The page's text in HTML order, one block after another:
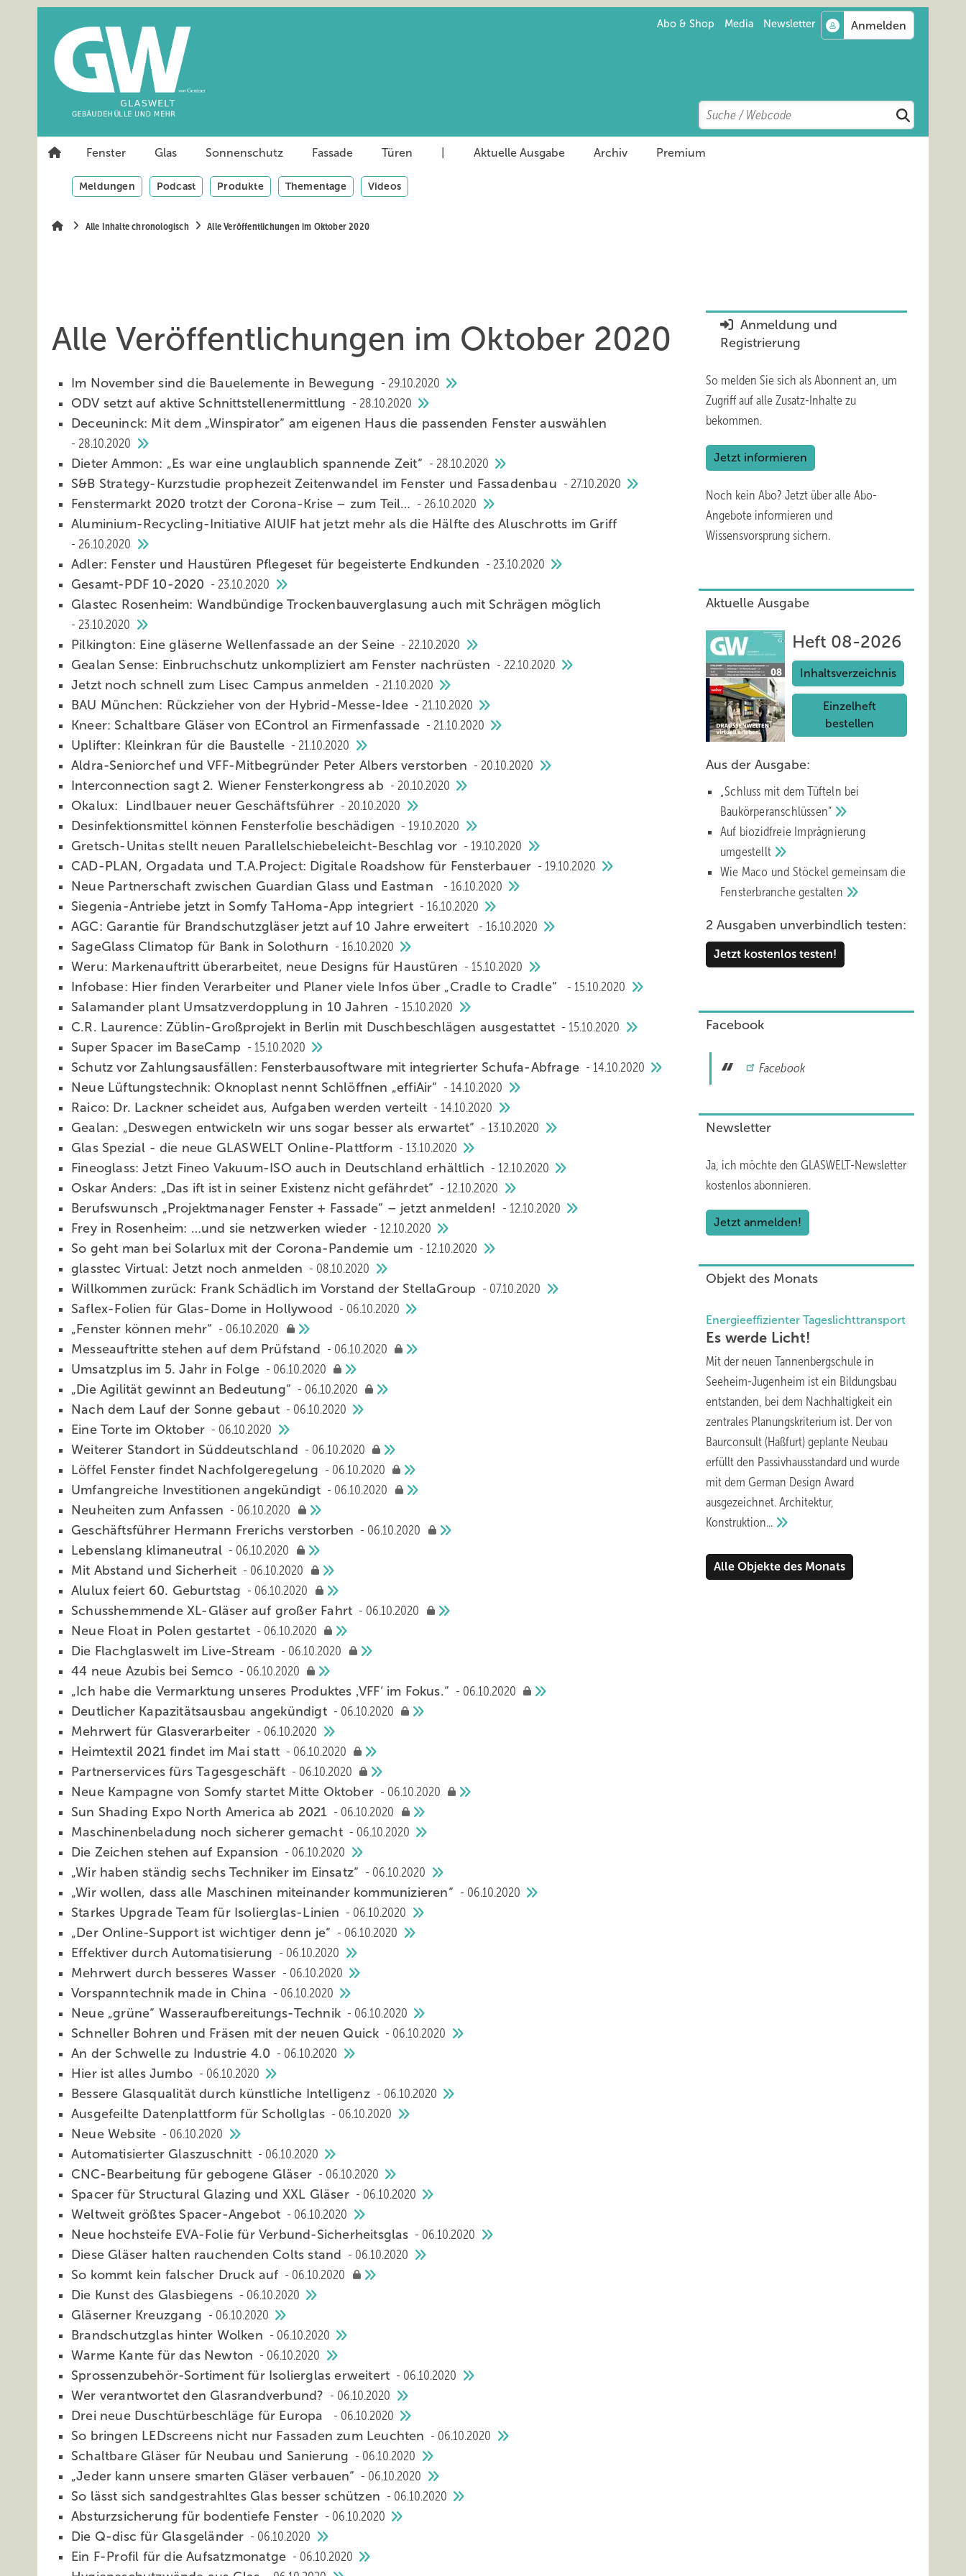
Abo & Shop Media Newsletter
Search
Suchen
Fenster Glas Sonnenschutz Fassade Türen Aktuelle Ausgabe Archiv Premium
Meldungen Podcast Produkte Thementage Videos
Alle Inhalte chronologisch Alle Veröffentlichungen im Oktober 2020
Alle Veröffentlichungen im Oktober 2020
Im November sind die Bauelemente in Bewegung
29.10.2020
ODV setzt auf aktive Schnittstellenermittlung
28.10.2020
Deceuninck: Mit dem „Winspirator“ am eigenen Haus die passenden Fenster auswählen
28.10.2020
Dieter Ammon: „Es war eine unglaublich spannende Zeit“
28.10.2020
S&B Strategy-Kurzstudie prophezeit Zeitenwandel im Fenster und Fassadenbau
27.10.2020
Fenstermarkt 2020 trotzt der Corona-Krise – zum Teil…
26.10.2020
Aluminium-Recycling-Initiative AIUIF hat jetzt mehr als die Hälfte des Aluschrotts im Griff
26.10.2020
Adler: Fenster und Haustüren Pflegeset für begeisterte Endkunden
23.10.2020
Gesamt-PDF 10-2020
23.10.2020
Glastec Rosenheim: Wandbündige Trockenbauverglasung auch mit Schrägen möglich
23.10.2020
Pilkington: Eine gläserne Wellenfassade an der Seine
22.10.2020
Gealan Sense: Einbruchschutz unkompliziert am Fenster nachrüsten
22.10.2020
Jetzt noch schnell zum Lisec Campus anmelden
21.10.2020
BAU München: Rückzieher von der Hybrid-Messe-Idee
21.10.2020
Kneer: Schaltbare Gläser von EControl an Firmenfassade
21.10.2020
Uplifter: Kleinkran für die Baustelle
21.10.2020
Aldra-Seniorchef und VFF-Mitbegründer Peter Albers verstorben
20.10.2020
Interconnection sagt 2. Wiener Fensterkongress ab
20.10.2020
Okalux: Lindlbauer neuer Geschäftsführer
20.10.2020
Desinfektionsmittel können Fensterfolie beschädigen
19.10.2020
Gretsch-Unitas stellt neuen Parallelschiebeleicht-Beschlag vor
19.10.2020
CAD-PLAN, Orgadata und T.A.Project: Digitale Roadshow für Fensterbauer
19.10.2020
Neue Partnerschaft zwischen Guardian Glass und Eastman
16.10.2020
Siegenia-Antriebe jetzt in Somfy TaHoma-App integriert
16.10.2020
AGC: Garantie für Brandschutzgläser jetzt auf 10 Jahre erweitert
16.10.2020
SageGlass Climatop für Bank in Solothurn
16.10.2020
Weru: Markenauftritt überarbeitet, neue Designs für Haustüren
15.10.2020
Infobase: Hier finden Verarbeiter und Planer viele Infos über „Cradle to Cradle“
15.10.2020
Salamander plant Umsatzverdopplung in 10 Jahren
15.10.2020
C.R. Laurence: Züblin-Großprojekt in Berlin mit Duschbeschlägen ausgestattet
15.10.2020
Super Spacer im BaseCamp
15.10.2020
Schutz vor Zahlungsausfällen: Fensterbausoftware mit integrierter Schufa-Abfrage
14.10.2020
Neue Lüftungstechnik: Oknoplast nennt Schlöffnen „effiAir“
14.10.2020
Raico: Dr. Lackner scheidet aus, Aufgaben werden verteilt
14.10.2020
Gealan: „Deswegen entwickeln wir uns sogar besser als erwartet“
13.10.2020
Glas Spezial - die neue GLASWELT Online-Plattform
13.10.2020
Fineoglass: Jetzt Fineo Vakuum-ISO auch in Deutschland erhältlich
12.10.2020
Oskar Anders: „Das ift ist in seiner Existenz nicht gefährdet“
12.10.2020
Berufswunsch „Projektmanager Fenster + Fassade“ – jetzt anmelden!
12.10.2020
Frey in Rosenheim: …und sie netzwerken wieder
12.10.2020
So geht man bei Solarlux mit der Corona-Pandemie um
12.10.2020
glasstec Virtual: Jetzt noch anmelden
08.10.2020
Willkommen zurück: Frank Schädlich im Vorstand der StellaGroup
07.10.2020
Saflex-Folien für Glas-Dome in Hollywood
06.10.2020
„Fenster kön nen mehr“
06.10.2020
Messeauftritte stehen auf dem Prüfstand
06.10.2020
Umsatzplus im 5. Jahr in Folge
06.10.2020
„Die Agilität gewinnt an Bedeutung“
06.10.2020
Nach dem Lauf der Sonne gebaut
06.10.2020
Eine Torte im Oktober
06.10.2020
Weiterer Sta ndort in Süddeutschland
06.10.2020
Löffel Fenste r findet Nachfolgeregelung
06.10.2020
Umfangr eiche Investitionen angekündigt
06.10.2020
Neuheiten zum Anfassen
06.10.2020
Geschäftsf ührer Hermann Frerichs verstorben
06.10.2020
Lebenslang klimaneutral
06.10.2020
Mit Abstand und Sicherheit
06.10.2020
Alulux feiert 60. Geburtstag
06.10.2020
Schusshemmende XL-Gläser auf großer Fahrt
06.10.2020
Neue Float in Polen gestartet
06.10.2020
Die Flachglaswelt im Live-Stream
06.10.2020
44 neue Azubis bei Semco
06.10.2020
„Ich habe die Vermarktung unseres Produktes ‚VFF‘ im ­Fokus.“
06.10.2020
Deutlicher Kapazitäts ausbau angekündigt
06.10.2020
Mehrwert für Glasverarbeiter
06.10.2020
Heimtextil 2021 findet im Mai statt
06.10.2020
Partnerservices fürs Tagesgeschäft
06.10.2020
Neue Kampagne von Somfy startet Mitte Oktober
06.10.2020
Sun Shading Expo North America ab 2021
06.10.2020
Maschinenbeladung noch sicherer gemacht
06.10.2020
Die Zeichen stehen auf Expansion
06.10.2020
„Wir haben ständig sechs Techniker im Einsatz“
06.10.2020
„Wir wollen, dass alle Maschinen miteinander kommunizieren“
06.10.2020
Starkes Upgrade Team für Isolierglas-Linien
06.10.2020
„Der Online-Support ist wichtiger denn je“
06.10.2020
Effektiver durch Automatisierung
06.10.2020
Mehrwert durch besseres Wasser
06.10.2020
Vorspanntechnik made in China
06.10.2020
Neue „grüne“ Wasser­aufbereitungs-Technik
06.10.2020
Schneller Bohren und Fräsen mit der neuen Quick
06.10.2020
An der Schwelle zu Industrie 4.0
06.10.2020
Hier ist alles Jum bo
06.10.2020
Bessere Glasqualität durch künstliche Intelligenz
06.10.2020
Ausgefeilte Datenplattform für Schollglas
06.10.2020
Neu e Website
06.10.2020
A utomatisierter Glaszuschnitt
06.10.2020
CNC-Bearbeitung für gebogene Gläser
06.10.2020
Spacer für Structural Glazing und XXL Gläser
06.10.2020
Weltweit größtes Spacer-Angebot
06.10.2020
Neue hochsteife EVA-Folie für Verbund-Sicherheitsglas
06.10.2020
Diese Gläser halten rauchenden Colts stand
06.10.2020
So kommt kein falscher Druck auf
06.10.2020
Die Kunst des Glasbiegens
06.10.2020
Gläserner Kreuzgang
06.10.2020
Brandschutzglas hinter Wolken
06.10.2020
Warme Kante für das Newton
06.10.2020
Sprossenzubehör-Sortiment für Isolierglas erweitert
06.10.2020
Wer verantwortet den Glasrandverbund?
06.10.2020
Drei neue Duschtürbeschläge für Europa
06.10.2020
So bringen LEDscreens nicht nur Fassaden zum Leuchten
06.10.2020
Schaltbare Gläser für Neubau und Sanierung
06.10.2020
„Jeder kann unsere smarten Gläser verbauen“
06.10.2020
So lässt sich sandgestrahltes Glas besser schützen
06.10.2020
Absturzsicherung für bodentiefe Fenster
06.10.2020
Die Q-disc für Glasgeländer
06.10.2020
Ein F-Profil für die Aufsatzmonatge
06.10.2020
Anmeldung und
Registrierung
So melden Sie sich als Abonnent an, um
Zugriff auf alle Zusatz-Inhalte zu
bekommen.
Jetzt informieren
Noch kein Abo? Jetzt über alle Abo-
Angebote informieren und
Wissensvorsprung sichern.
Aktuelle Ausgabe
Heft 08-2026
Inhaltsverzeichnis
Einzelheft
bestellen
Aus der Ausgabe:
„Schluss mit d em Tüfteln bei
Baukörperanschlüssen“
Auf biozidfreie Imprägnierung
umgestellt
Wie Maco und Stöckel gemeinsam die
Fensterbranche gestalten
2 Ausgaben unverbindlich testen:
Jetzt kostenlos testen!
Facebook
Facebook
Newsletter
Ja, ich möchte den GLASWELT-Newsletter
kostenlos abonnieren.
Jetzt anmelden!
Objekt des Monats
Energieeffizienter Tageslichttransport
Es werde Licht!
Mit der neuen Tannenbergschule in
Seeheim-Jugenheim ist ein Bildungsbau
entstanden, bei dem Nachhaltigkeit ein
zentrales Planungskriterium ist. Der von
Baurconsult (Haßfurt) geplante Neubau
erfüllt den Passivhausstandard und wurde
mit dem German Design Award
ausgezeichnet. Architektur,
Konstruktion...
Alle Objekte des Monats